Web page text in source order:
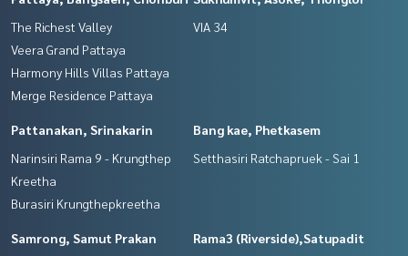
The Richest Valley
Veera Grand Pattaya
Harmony Hills Villas Pattaya
Merge Residence Pattaya
VIA 34
Pattanakan, Srinakarin
Narinsiri Rama 9 - Krungthep
Kreetha
Burasiri Krungthepkreetha
Bang kae, Phetkasem
Setthasiri Ratchapruek - Sai 1
Samrong, Samut Prakan
Rama3 (Riverside),Satupadit